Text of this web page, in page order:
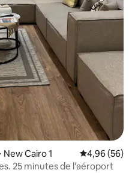
Cairo 1 Évaluation
4,96 (56)
25 minutes de l'aéroport